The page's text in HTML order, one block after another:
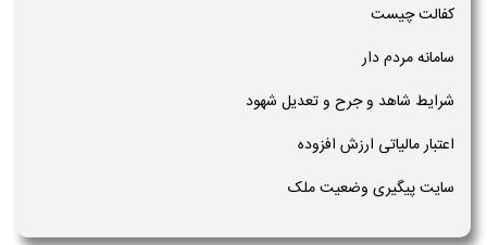
کفالت چیست
سامانه مردم دار
شرایط شاهد و جرح و تعدیل شهود
اعتبار مالیاتی ارزش افزوده
سایت پیگیری وضعیت ملک